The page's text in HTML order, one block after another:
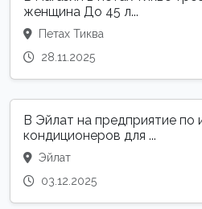
женщина До 45 л...
Петах Тиква
28.11.2025
В Эйлат на предприятие по
кондиционеров для ...
Эйлат
03.12.2025